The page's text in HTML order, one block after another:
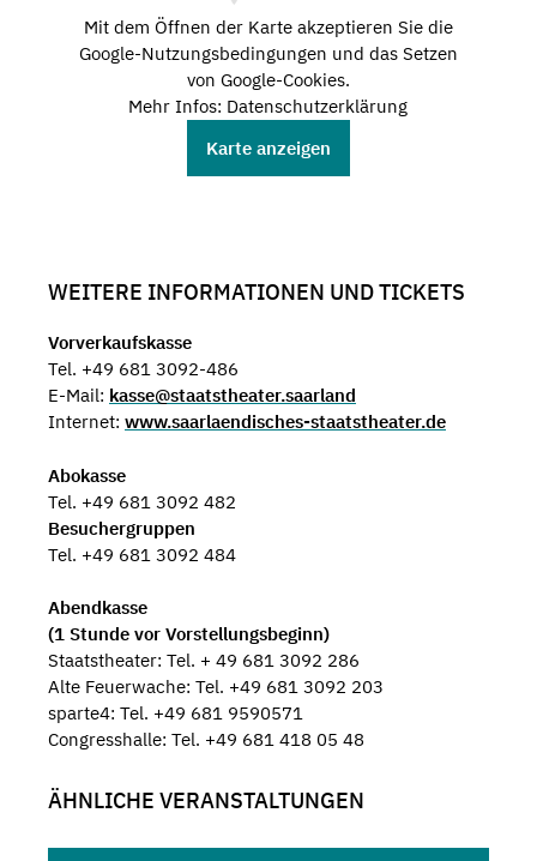
Mit dem Öffnen der Karte akzeptieren Sie die
Google-Nutzungsbedingungen und das Setzen
von Google-Cookies.
Mehr Infos: Datenschutzerklärung
Karte anzeigen
WEITERE INFORMATIONEN UND TICKETS
Vorverkaufskasse
Tel. +49 681 3092-486
E-Mail: kasse@staatstheater.saarland
Internet: www.saarlaendisches-staatstheater.de
Abokasse
Tel. +49 681 3092 482
Besuchergruppen
Tel. +49 681 3092 484
Abendkasse
(1 Stunde vor Vorstellungsbeginn)
Staatstheater: Tel. + 49 681 3092 286
Alte Feuerwache: Tel. +49 681 3092 203
sparte4: Tel. +49 681 9590571
Congresshalle: Tel. +49 681 418 05 48
ÄHNLICHE VERANSTALTUNGEN